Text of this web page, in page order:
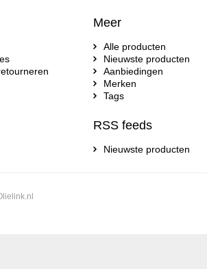
Meer
Alle producten
Nieuwste producten
Aanbiedingen
Merken
Tags
RSS feeds
Nieuwste producten